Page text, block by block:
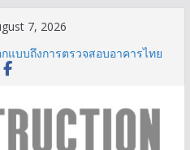
7, 2026
มโครงสร้างเสนอแผนปฏิรูป
แบบถึงการตรวจสอบอาคารไทย
น ภายใต้แนวคิด “More of